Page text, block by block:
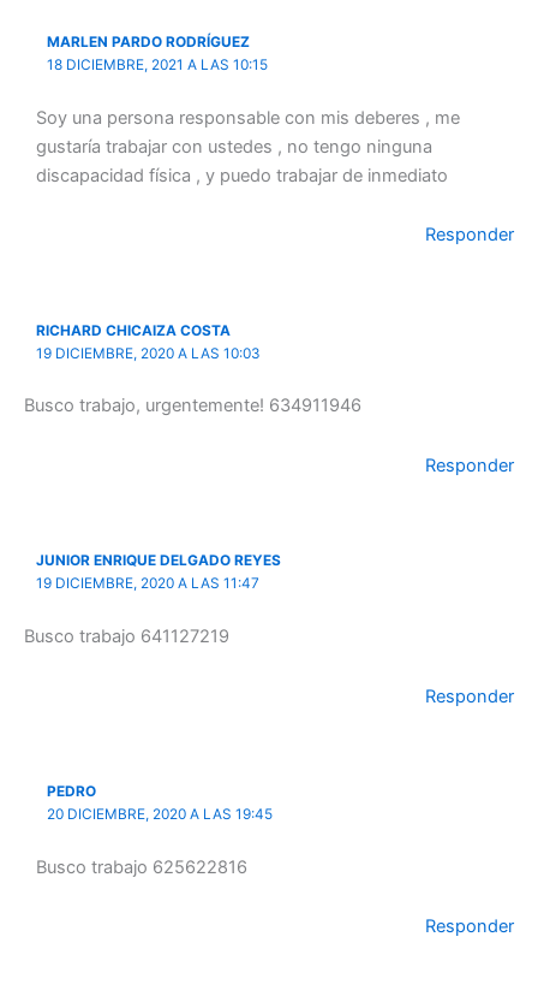
MARLEN PARDO RODRÍGUEZ
18 DICIEMBRE, 2021 A LAS 10:15
Soy una persona responsable con mis deberes , me
gustaría trabajar con ustedes , no tengo ninguna
discapacidad física , y puedo trabajar de inmediato
Responder
RICHARD CHICAIZA COSTA
19 DICIEMBRE, 2020 A LAS 10:03
Busco trabajo, urgentemente! 634911946
Responder
JUNIOR ENRIQUE DELGADO REYES
19 DICIEMBRE, 2020 A LAS 11:47
Busco trabajo 641127219
Responder
PEDRO
20 DICIEMBRE, 2020 A LAS 19:45
Busco trabajo 625622816
Responder